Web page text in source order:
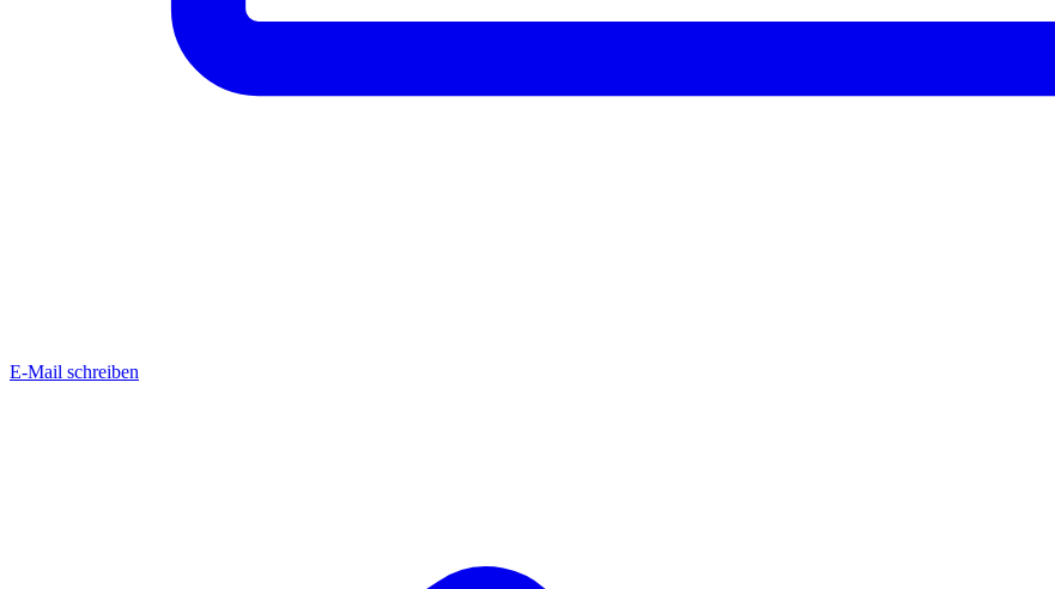
E-Mail schreiben